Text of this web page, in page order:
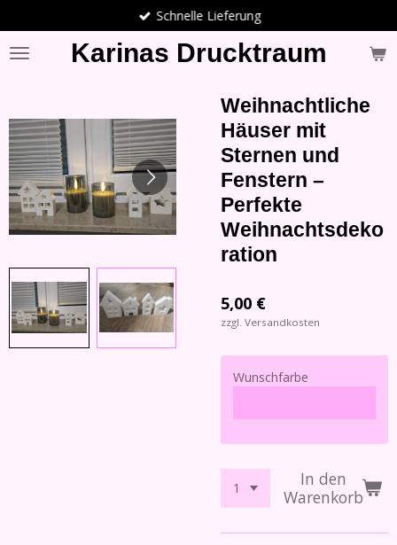
Hauptinhalt
springen
Karinas Drucktraum
Schnelle Lieferung
Weihnachtliche
Häuser mit
Sternen und
Fenstern –
Perfekte
Weihnachtsdeko
ration
5,00 €
zzgl. Versandkosten
Wunschfarbe
In den
Warenkorb